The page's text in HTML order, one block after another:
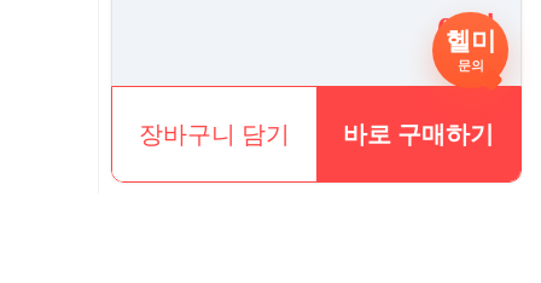
0 원
장바구니 담기 바로 구매하기
헬미
문의